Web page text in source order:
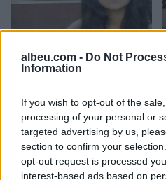
albeu.com - Do Not
Information
If you wish to opt-out of the
processing of your personal or
targeted advertising by us,
section to confirm your
opt-out request is processed
interest-based ads based on
gjykata e Tiranës lë në
burg aktivisten turke,